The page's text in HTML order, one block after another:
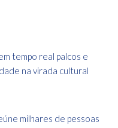
tempo real palcos e
na virada cultural
milhares de pessoas